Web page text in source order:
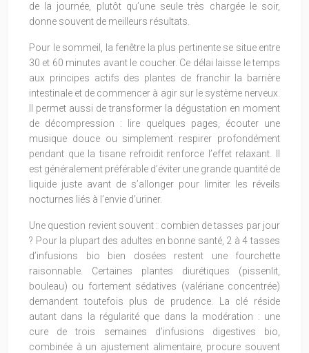
de la journée, plutôt qu’une seule très chargée le soir,
donne souvent de meilleurs résultats.
Pour le sommeil, la fenêtre la plus pertinente se situe entre
30 et 60 minutes avant le coucher. Ce délai laisse le temps
aux principes actifs des plantes de franchir la barrière
intestinale et de commencer à agir sur le système nerveux.
Il permet aussi de transformer la dégustation en moment
de décompression : lire quelques pages, écouter une
musique douce ou simplement respirer profondément
pendant que la tisane refroidit renforce l’effet relaxant. Il
est généralement préférable d’éviter une grande quantité de
liquide juste avant de s’allonger pour limiter les réveils
nocturnes liés à l’envie d’uriner.
Une question revient souvent : combien de tasses par jour
? Pour la plupart des adultes en bonne santé, 2 à 4 tasses
d’infusions bio bien dosées restent une fourchette
raisonnable. Certaines plantes diurétiques (pissenlit,
bouleau) ou fortement sédatives (valériane concentrée)
demandent toutefois plus de prudence. La clé réside
autant dans la régularité que dans la modération : une
cure de trois semaines d’infusions digestives bio,
combinée à un ajustement alimentaire, procure souvent